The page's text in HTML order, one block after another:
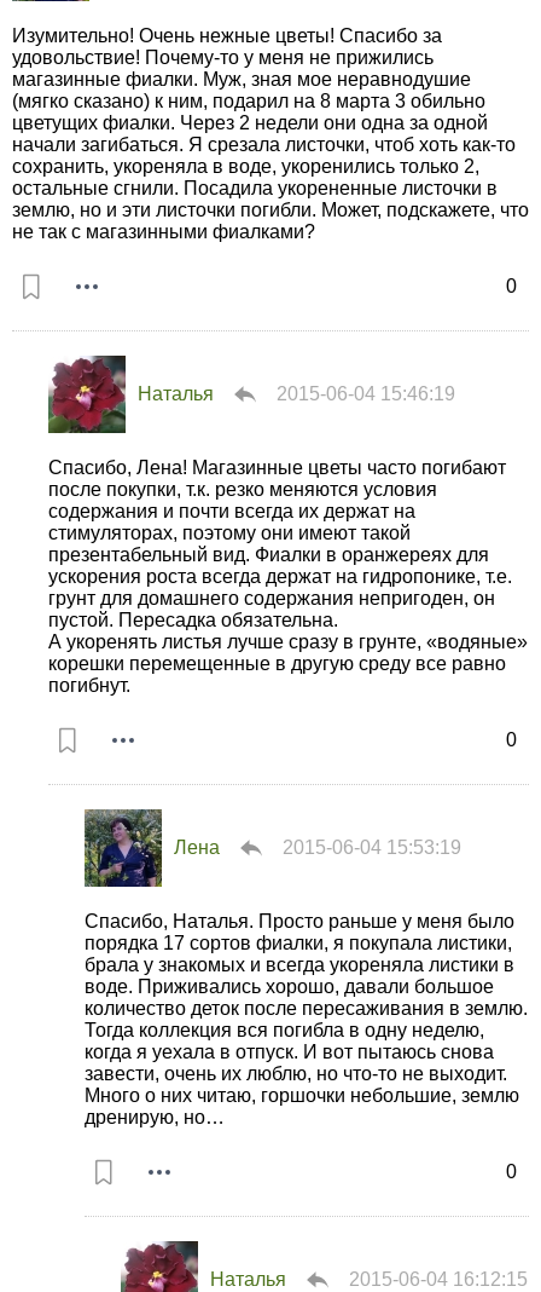
0
Изумительно! Очень нежные цветы! Спасибо за
удовольствие! Почему-то у меня не прижились
магазинные фиалки. Муж, зная мое неравнодушие
(мягко сказано) к ним, подарил на 8 марта 3 обильно
цветущих фиалки. Через 2 недели они одна за одной
начали загибаться. Я срезала листочки, чтоб хоть как-то
сохранить, укореняла в воде, укоренились только 2,
остальные сгнили. Посадила укорененные листочки в
землю, но и эти листочки погибли. Может, подскажете, что
не так с магазинными фиалками?
Наталья 2015-06-04 15:46:19
0
Спасибо, Лена! Магазинные цветы часто погибают
после покупки, т.к. резко меняются условия
содержания и почти всегда их держат на
стимуляторах, поэтому они имеют такой
презентабельный вид. Фиалки в оранжереях для
ускорения роста всегда держат на гидропонике, т.е.
грунт для домашнего содержания непригоден, он
пустой. Пересадка обязательна.
А укоренять листья лучше сразу в грунте, «водяные»
корешки перемещенные в другую среду все равно
погибнут.
Лена 2015-06-04 15:53:19
0
Спасибо, Наталья. Просто раньше у меня было
порядка 17 сортов фиалки, я покупала листики,
брала у знакомых и всегда укореняла листики в
воде. Приживались хорошо, давали большое
количество деток после пересаживания в землю.
Тогда коллекция вся погибла в одну неделю,
когда я уехала в отпуск. И вот пытаюсь снова
завести, очень их люблю, но что-то не выходит.
Много о них читаю, горшочки небольшие, землю
дренирую, но…
Наталья 2015-06-04 16:12:15